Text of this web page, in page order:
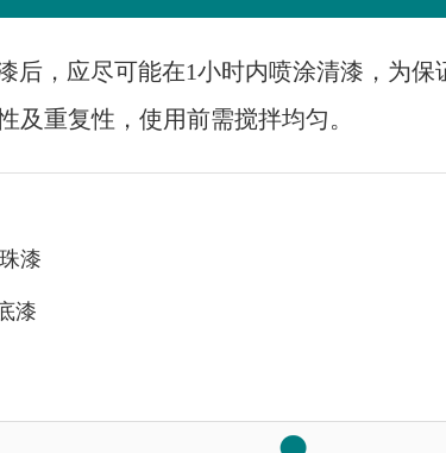
后，应尽可能在1小时内喷涂清漆，为保
及重复性，使用前需搅拌均匀。
漆
漆